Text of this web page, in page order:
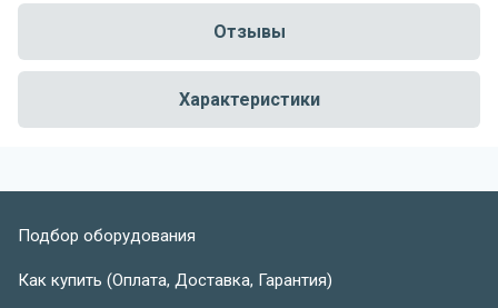
Отзывы
Характеристики
Подбор оборудования
Как купить (Оплата, Доставка, Гарантия)